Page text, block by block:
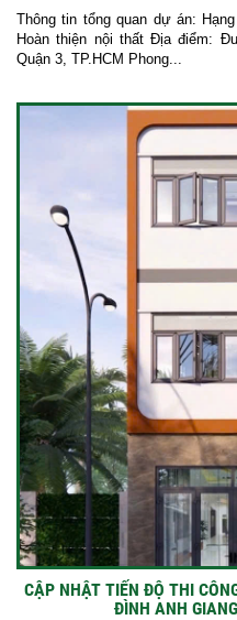
Thông tin tổng quan dự án:
Hoàn thiện nội thất Địa điểm:
Quận 3, TP.HCM Phong...
CẬP NHẬT TIẾN ĐỘ THI
ĐÌNH ANH